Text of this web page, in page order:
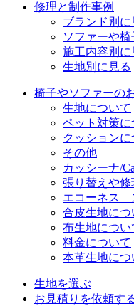
修理と制作事例
ブランド別に
ソファーや
施工内容別に
生地別に見る
椅子やソファーの
生地について
ペット対策に
クッションに
その他
カッシーナ/
張り替えや修
エコーネス
合皮生地につ
布生地につい
料金について
本革生地につ
生地を選ぶ
お見積りを依頼す